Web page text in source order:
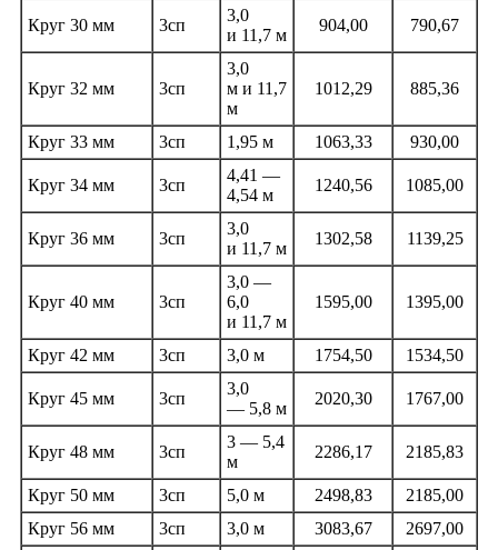
Круг 30 мм 3сп
3,0
и 11,7 м
904,00 790,67
Круг 32 мм 3сп
3,0
м и 11,7
м
1012,29 885,36
Круг 33 мм 3сп 1,95 м 1063,33 930,00
Круг 34 мм 3сп
4,41 —
4,54 м
1240,56 1085,00
Круг 36 мм 3сп
3,0
и 11,7 м
1302,58 1139,25
Круг 40 мм 3сп
3,0 —
6,0
и 11,7 м
1595,00 1395,00
Круг 42 мм 3сп 3,0 м 1754,50 1534,50
Круг 45 мм 3сп
3,0
— 5,8 м
2020,30 1767,00
Круг 48 мм 3сп
3 — 5,4
м
2286,17 2185,83
Круг 50 мм 3сп 5,0 м 2498,83
2185,00
Круг 56 мм
3сп 3,0 м 3083,67
2697,00